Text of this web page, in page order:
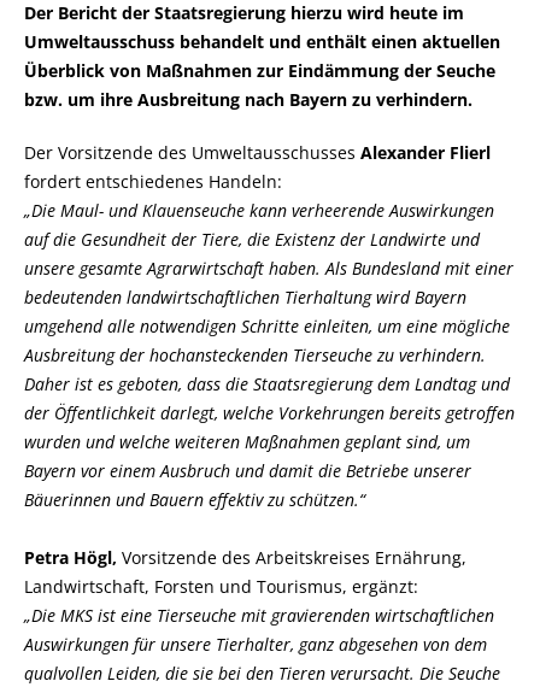
Der Bericht der Staatsregierung hierzu wird heute im
Umweltausschuss behandelt und enthält einen aktuellen
Überblick von Maßnahmen zur Eindämmung der Seuche
bzw. um ihre Ausbreitung nach Bayern zu verhindern.
Der Vorsitzende des Umweltausschusses Alexander Flierl
fordert entschiedenes Handeln:
Die Maul- und Klauenseuche kann verheerende Auswirkungen
auf die Gesundheit der Tiere, die Existenz der Landwirte und
unsere gesamte Agrarwirtschaft haben. Als Bundesland mit einer
bedeutenden landwirtschaftlichen Tierhaltung wird Bayern
umgehend alle notwendigen Schritte einleiten, um eine mögliche
Ausbreitung der hochansteckenden Tierseuche zu verhindern.
Daher ist es geboten, dass die Staatsregierung dem Landtag und
der Öffentlichkeit darlegt, welche Vorkehrungen bereits getroffen
wurden und welche weiteren Maßnahmen geplant sind, um
Bayern vor einem Ausbruch und damit die Betriebe unserer
Bäuerinnen und Bauern effektiv zu schützen.“
Petra Högl, Vorsitzende des Arbeitskreises Ernährung,
Landwirtschaft, Forsten und Tourismus, ergänzt:
Die MKS ist eine Tierseuche mit gravierenden wirtschaftlichen
Auswirkungen für unsere Tierhalter, ganz abgesehen von dem
qualvollen Leiden, die sie bei den Tieren verursacht. Die Seuche